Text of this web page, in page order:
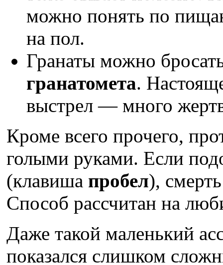
можно понять по
на пол.
Гранаты можно
гранатомета.
выстрел — много
Кроме всего прочего,
голыми руками. Если
(клавиша пробел),
Способ рассчитан на
Даже такой маленький
показался слишком